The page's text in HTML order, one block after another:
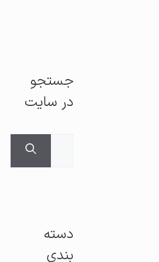
جستجو
در سایت
دسته
بندی